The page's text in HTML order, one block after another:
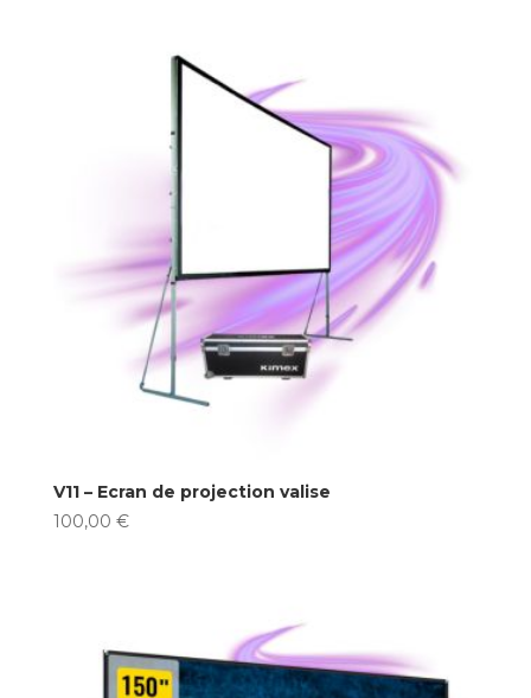
V11 – Ecran de projection valise
100,00 €